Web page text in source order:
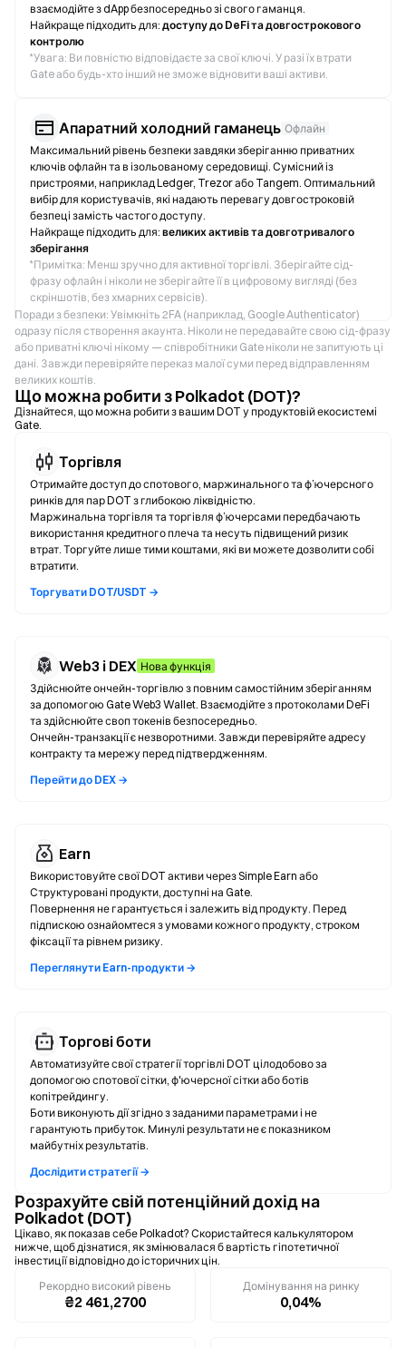
взаємодійте з dApp безпосередньо зі свого гаманця.
Найкраще підходить для: доступу до DeFi та довгострокового
контролю
*Увага: Ви повністю відповідаєте за свої ключі. У разі їх втрати
Gate або будь-хто інший не зможе відновити ваші активи.
Апаратний холодний гаманець Офлайн
Максимальний рівень безпеки завдяки зберіганню приватних
ключів офлайн та в ізольованому середовищі. Сумісний із
пристроями, наприклад Ledger, Trezor або Tangem. Оптимальний
вибір для користувачів, які надають перевагу довгостроковій
безпеці замість частого доступу.
Найкраще підходить для: великих активів та довготривалого
зберігання
*Примітка: Менш зручно для активної торгівлі. Зберігайте сід-
фразу офлайн і ніколи не зберігайте її в цифровому вигляді (без
скріншотів, без хмарних сервісів).
Поради з безпеки: Увімкніть 2FA (наприклад, Google Authenticator)
одразу після створення акаунта. Ніколи не передавайте свою сід-фразу
або приватні ключі нікому — співробітники Gate ніколи не запитують ці
дані. Завжди перевіряйте переказ малої суми перед відправленням
великих коштів.
Що можна робити з Polkadot (DOT)?
Дізнайтеся, що можна робити з вашим DOT у продуктовій екосистемі
Gate.
Торгівля
Отримайте доступ до спотового, маржинального та ф’ючерсного
ринків для пар DOT з глибокою ліквідністю.
Маржинальна торгівля та торгівля ф’ючерсами передбачають
використання кредитного плеча та несуть підвищений ризик
втрат. Торгуйте лише тими коштами, які ви можете дозволити собі
втратити.
Торгувати DOT/USDT →
Web3 і DEX Нова функція
Здійснюйте ончейн-торгівлю з повним самостійним зберіганням
за допомогою Gate Web3 Wallet. Взаємодійте з протоколами DeFi
та здійснюйте своп токенів безпосередньо.
Ончейн-транзакції є незворотними. Завжди перевіряйте адресу
контракту та мережу перед підтвердженням.
Перейти до DEX →
Earn
Використовуйте свої DOT активи через Simple Earn або
Структуровані продукти, доступні на Gate.
Повернення не гарантується і залежить від продукту. Перед
підпискою ознайомтеся з умовами кожного продукту, строком
фіксації та рівнем ризику.
Переглянути Earn-продукти →
Торгові боти
Автоматизуйте свої стратегії торгівлі DOT цілодобово за
допомогою спотової сітки, ф'ючерсної сітки або ботів
копітрейдингу.
Боти виконують дії згідно з заданими параметрами і не
гарантують прибуток. Минулі результати не є показником
майбутніх результатів.
Дослідити стратегії →
Розрахуйте свій потенційний дохід на
Polkadot (DOT)
Цікаво, як показав себе Polkadot? Скористайтеся калькулятором
нижче, щоб дізнатися, як змінювалася б вартість гіпотетичної
інвестиції відповідно до історичних цін.
Рекордно високий рівень
₴2 461,2700
Домінування на ринку
0,04%